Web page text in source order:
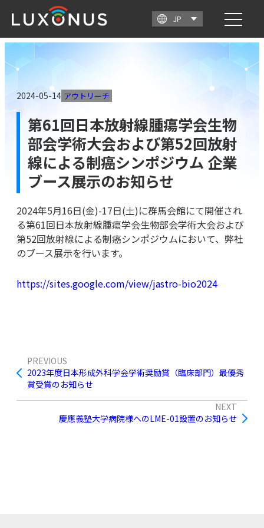
2024-05-14 アウトリーチ
第61回日本放射線腫瘍学会生物
部会学術大会および第52回放射
線による制癌シンポジウム 企業
ブース展示のお知らせ
2024年5月16日(金)-17日(土)に群馬会館にて開催され
る第61回日本放射線腫瘍学会生物部会学術大会および
第52回放射線による制癌シンポジウムにおいて、弊社
のブース展示を行います。
https://sites.google.com/view/jastro-bio2024
PREVIOUS
2023年度日本形成外科学会学術奨励賞（臨床部門）最優秀
賞受賞のお知らせ
NEXT
慶應義塾大学病院様へのLME-01設置のお知らせ